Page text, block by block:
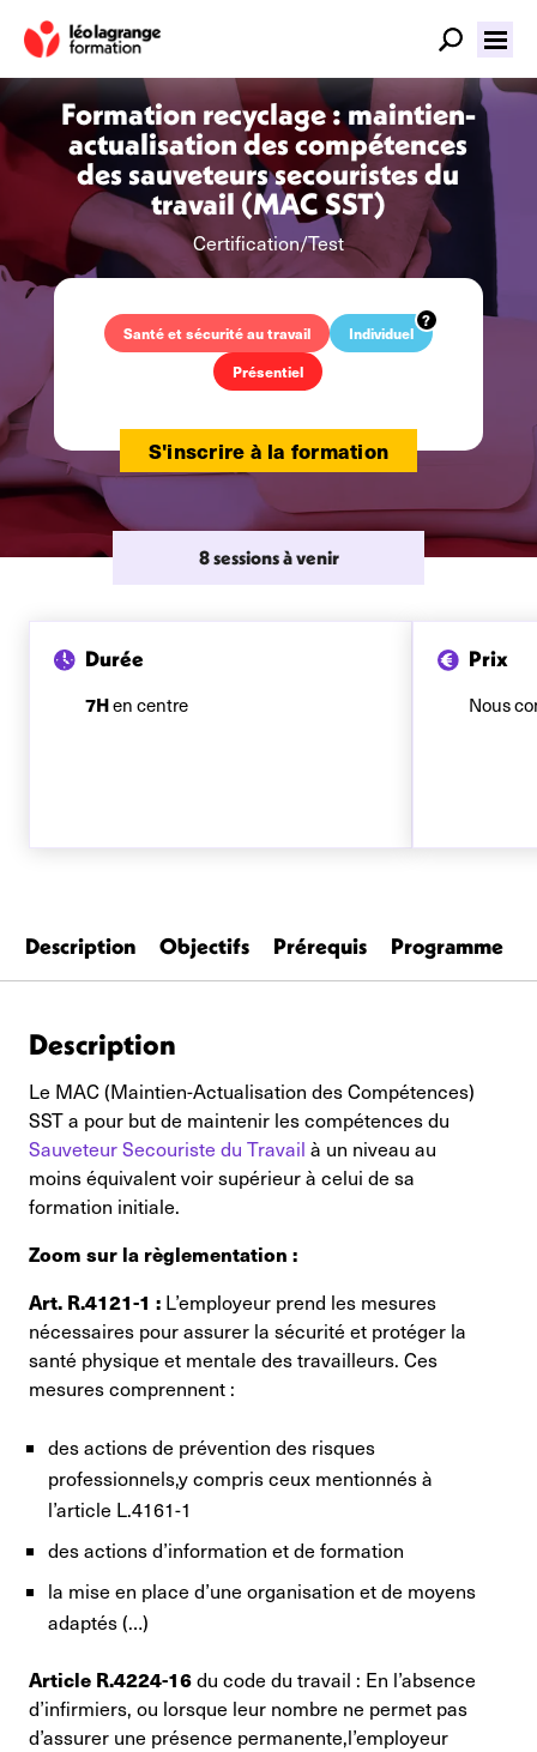
Formation recyclage : maintien-
actualisation des compétences
des sauveteurs secouristes du
travail (MAC SST)
Certification/Test
Santé et sécurité au travail
Individuel
Présentiel
S'inscrire à la formation
8 sessions à venir
Durée
7Hen centre
Prix
Nous
Description Objectifs Prérequis Programme
Description
Le MAC (Maintien-Actualisation des Compétences)
SST a pour but de maintenir les compétences du
Sauveteur Secouriste du Travail à un niveau au
moins équivalent voir supérieur à celui de sa
formation initiale.
Zoom sur la règlementation :
Art. R.4121-1 : L’employeur prend les mesures
nécessaires pour assurer la sécurité et protéger la
santé physique et mentale des travailleurs. Ces
mesures comprennent :
des actions de prévention des risques
professionnels,y compris ceux mentionnés à
l’article L.4161-1
des actions d’information et de formation
la mise en place d’une organisation et de moyens
adaptés (…)
Article R.4224-16du code du travail : En l’absence
d’infirmiers, ou lorsque leur nombre ne permet pas
d’assurer une présence permanente,l’employeur